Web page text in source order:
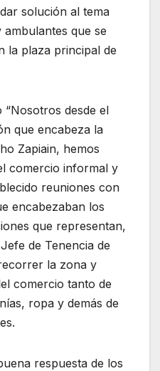
solución al tema
que se
la plaza principal de
desde el
que encabeza la
Zapiain, hemos
comercio informal y
reuniones con
encabezaban los
que representan,
de Tenencia de
la zona y
comercio tanto de
ropa y demás de
respuesta de los